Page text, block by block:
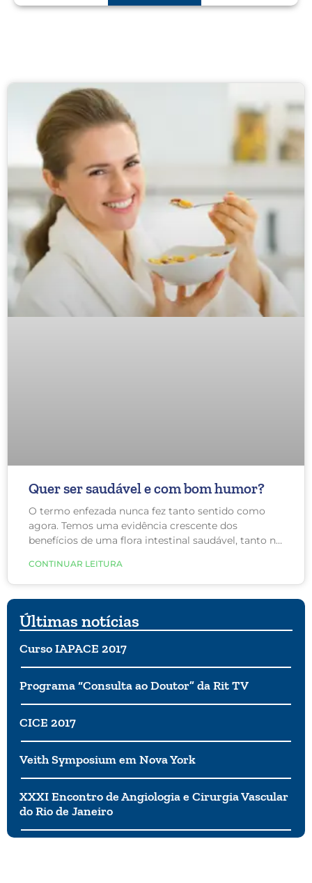
Quer ser saudável e com bom humor?
O termo enfezada nunca fez tanto sentido como
agora. Temos uma evidência crescente dos
benefícios de uma flora intestinal saudável, tanto na
quanto no tratamento de transtornos de humor e
obesidade.
CONTINUAR LEITURA
Últimas notícias
Curso IAPACE 2017
Programa “Consulta ao Doutor” da Rit TV
CICE 2017
Veith Symposium em Nova York
XXXI Encontro de Angiologia e Cirurgia Vascular
do Rio de Janeiro